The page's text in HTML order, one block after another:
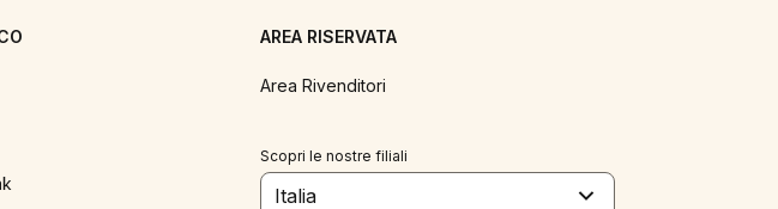
AREA RISERVATA
Area Rivenditori
Scopri le nostre filiali
Italia